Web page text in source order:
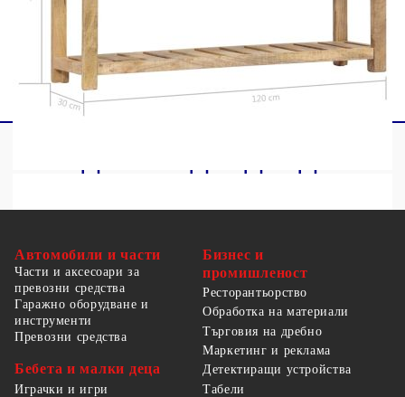
С 5 чекмеджета и 1 рафт
Автомобили и части
Части и аксесоари за
превозни средства
Гаражно оборудване и
инструменти
Превозни средства
Бебета и малки деца
Играчки и игри
Бизнес и
промишленост
Ресторантьорство
Обработка на материали
Търговия на дребно
Маркетинг и реклама
Детектиращи устройства
Табели